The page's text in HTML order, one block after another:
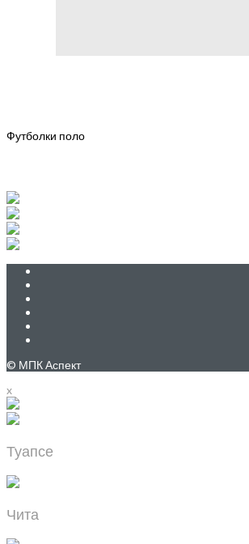
Футболки поло
© МПК Аспект
x
Туапсе
Чита